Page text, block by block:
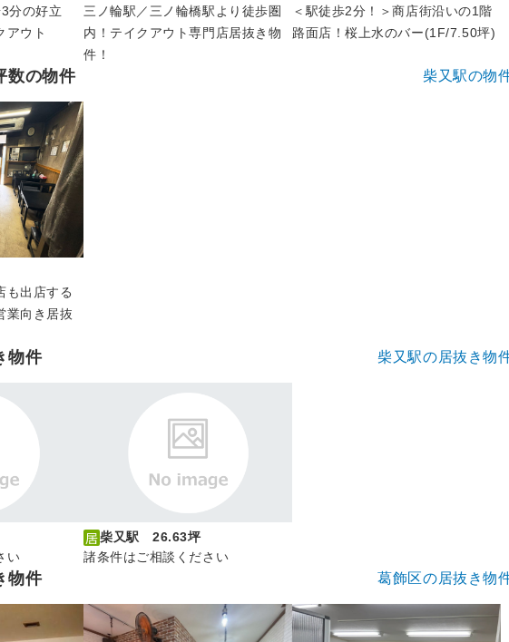
分の好立
アウト
三ノ輪駅／三ノ輪橋駅より徒歩圏
内！テイクアウト専門店居抜き物
件！
＜駅徒歩2分！＞商店街沿いの1階
路面店！桜上水のバー(1F/7.50坪)
数の物件 柴又駅の物
も出店する
業向き居抜
物件 柴又駅の居抜き物
い
柴又駅 26.63坪
諸条件はご相談ください
物件 葛飾区の居抜き物